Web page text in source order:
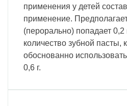
применения у детей
применение.
(перорально) попадает 0,2
количество зубной пасты,
обоснованно
0,6 г.